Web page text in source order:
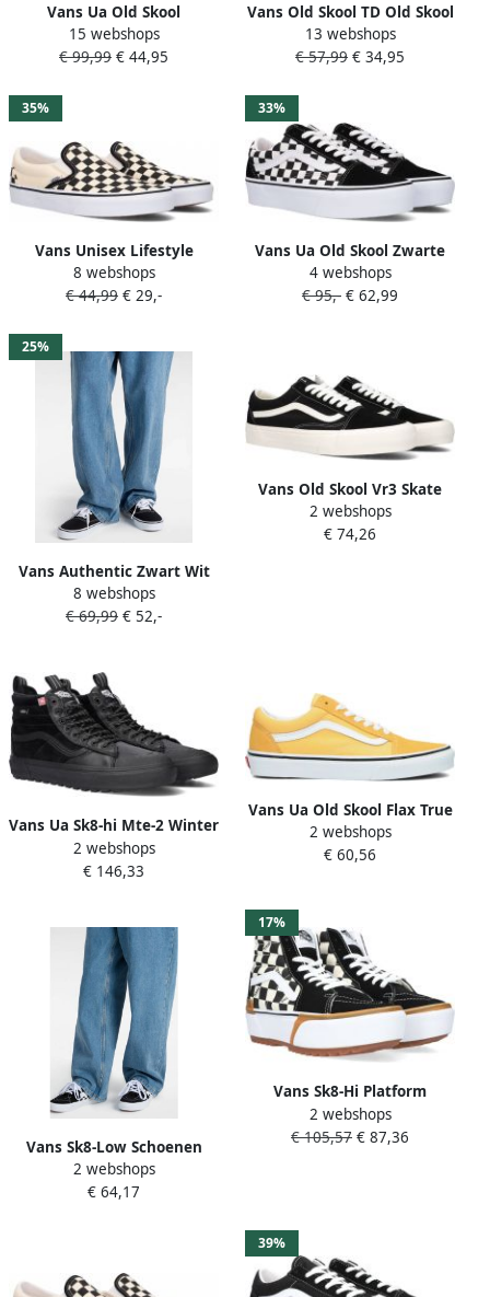
Vans Ua Old Skool
Stackform Skate Schoenen
suede canvas black true
beschikbare maaten:40.5 41
15 webshops
€ 99,99 € 44,95
Vans Old Skool TD Old Skool
V sneakers zwart wit
Canvas Meerkleurig 37
13 webshops
€ 57,99 € 34,95
35%
Vans Unisex Lifestyle
Classic FTW-sneaker Ua
Classic Slip-On zwart-wit
8 webshops
€ 44,99 € 29,-
33%
Vans Ua Old Skool Zwarte
Hoge Sneaker
4 webshops
€ 95,- € 62,99
25%
Vans Authentic Zwart Wit
en Sneaker VN000EE3BLK
8 webshops
€ 69,99 € 52,-
Vans Old Skool Vr3 Skate
Schoenen black
marshmallow maat: 47
2 webshops
€ 74,26
Vans Ua Sk8-hi Mte-2 Winter
schoenen black black maat:
44.5 beschikbare maaten:41
2 webshops
€ 146,33
Vans Ua Old Skool Flax True
White Schoenmaat 46
Sneakers VN0A5KRFAVL1
2 webshops
€ 60,56
Vans Sk8-Low Schoenen
Black Leer Textil 5 Foot
Locker
2 webshops
€ 64,17
17%
Vans Sk8-Hi Platform
herensneakers van leer
zwart (VN0A4BTWVLV1)
2 webshops
€ 105,57 € 87,36
39%